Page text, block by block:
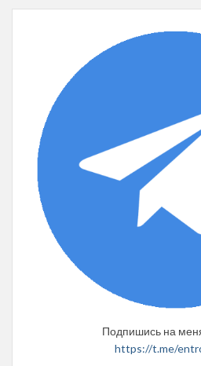
Подпишись на
https://t.me/